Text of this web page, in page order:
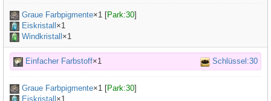
Graue Farbpigmente×1 [Park:30]
Eiskristall ×1
Windkristall ×1
Einfacher Farbstoff×1 Schlüssel:30
Graue Farbpigmente×1 [Park:30]
Eiskristall ×1